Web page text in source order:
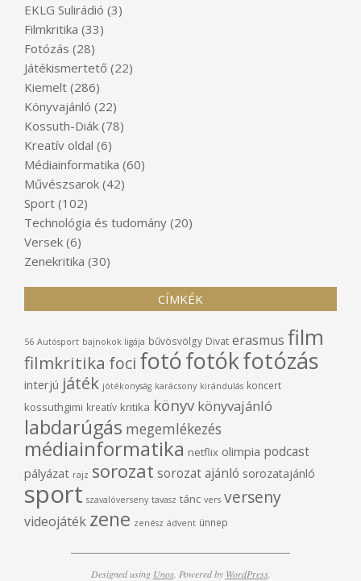
EKLG Sulirádió (3)
Filmkritika (33)
Fotózás (28)
Játékismertető (22)
Kiemelt (286)
Könyvajánló (22)
Kossuth-Diák (78)
Kreatív oldal (6)
Médiainformatika (60)
Művészsarok (42)
Sport (102)
Technológia és tudomány (20)
Versek (6)
Zenekritika (30)
CÍMKÉK
56 Autósport bajnokok ligája bűvösvölgy Divat erasmus film
filmkritika foci fotófotókfotózás
interjú játék jótékonyság karácsony kirándulás koncert
kossuthgimi kreatív kritika könyv könyvajánló
labdarúgás megemlékezés
médiainformatika netflix olimpia podcast
pályázat rajz sorozat sorozat ajánló sorozatajánló
sport szavalóverseny tavasz tánc vers verseny
videojáték zene zenész ádvent ünnep
Designed using Unos. Powered by WordPress.